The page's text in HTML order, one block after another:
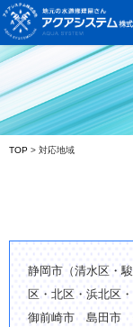
TOP > 対応地域
静岡市（清水区・
区・北区・浜北
御前崎市 島田市